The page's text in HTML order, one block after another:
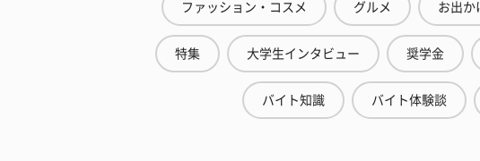
ファッション・コスメ グルメ お出か
特集 大学生インタビュー 奨学金
バイト知識 バイト体験談